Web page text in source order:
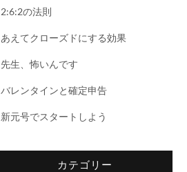
2:6:2の法則
あえてクローズドにする効果
先生、怖いんです
バレンタインと確定申告
新元号でスタートしよう
カテゴリー